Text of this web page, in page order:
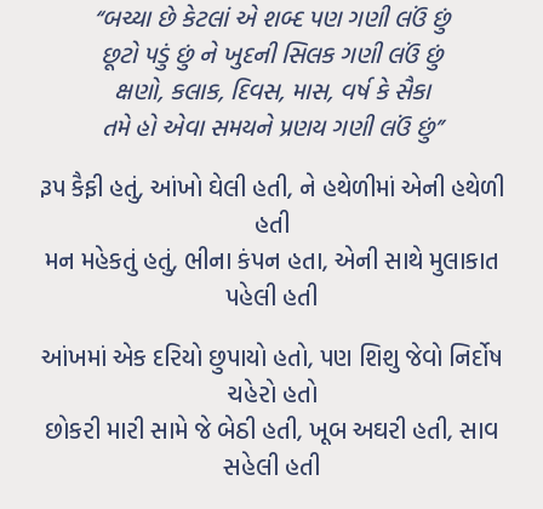
“બચ્યા છે કેટલાં એ શબ્દ પણ ગણી લઉં છું
છૂટો પડું છું ને ખુદની સિલક ગણી લઉં છું
ક્ષણો, કલાક, દિવસ, માસ, વર્ષ કે સૈકા
તમે હો એવા સમયને પ્રણય ગણી લઉં છું”
રૂપ કૈફી હતું, આંખો ઘેલી હતી, ને હથેળીમાં એની હથેળી
હતી
મન મહેકતું હતું, ભીના કંપન હતા, એની સાથે મુલાકાત
પહેલી હતી
આંખમાં એક દરિયો છુપાયો હતો, પણ શિશુ જેવો નિર્દોષ
ચહેરો હતો
છોકરી મારી સામે જે બેઠી હતી, ખૂબ અઘરી હતી, સાવ
સહેલી હતી